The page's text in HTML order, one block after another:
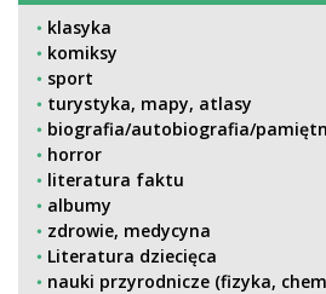
klasyka
komiksy
sport
turystyka, mapy, atlasy
biografia/autobiografia/
horror
literatura faktu
albumy
zdrowie, medycyna
Literatura dziecięca
nauki przyrodnicze (fizyka,